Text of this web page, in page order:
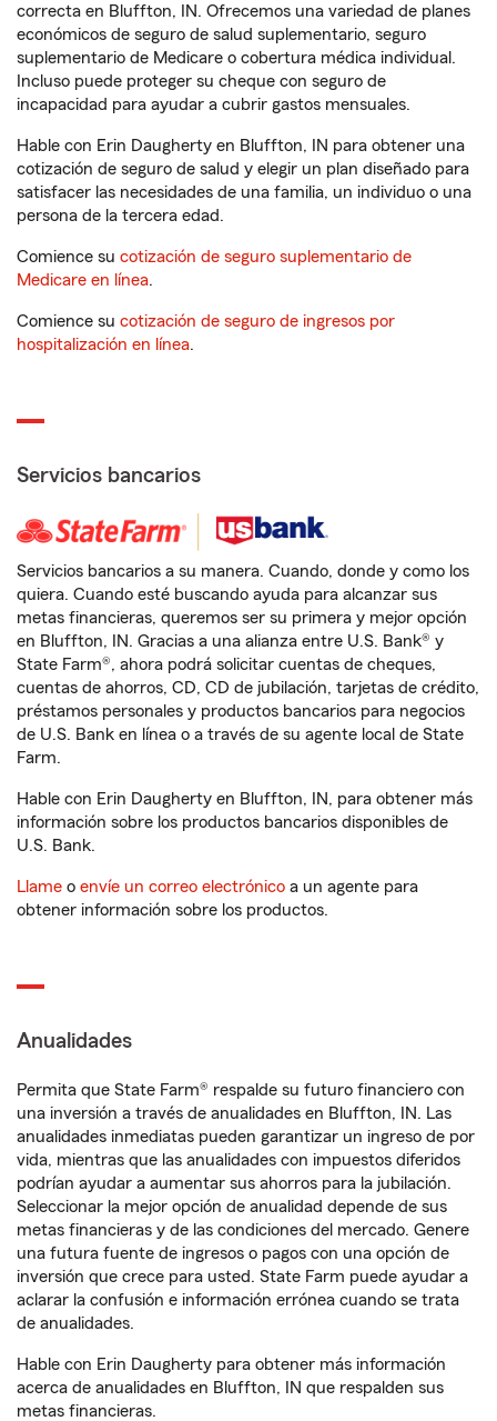
correcta en Bluffton, IN. Ofrecemos una variedad de planes
económicos de seguro de salud suplementario, seguro
suplementario de Medicare o cobertura médica individual.
Incluso puede proteger su cheque con seguro de
incapacidad para ayudar a cubrir gastos mensuales.
Hable con Erin Daugherty en Bluffton, IN para obtener una
cotización de seguro de salud y elegir un plan diseñado para
satisfacer las necesidades de una familia, un individuo o una
persona de la tercera edad.
Comience su cotización de seguro suplementario de
Medicare en línea.
Comience su cotización de seguro de ingresos por
hospitalización en línea.
Servicios bancarios
Servicios bancarios a su manera. Cuando, donde y como los
quiera. Cuando esté buscando ayuda para alcanzar sus
metas financieras, queremos ser su primera y mejor opción
en Bluffton, IN. Gracias a una alianza entre U.S. Bank® y
State Farm®, ahora podrá solicitar cuentas de cheques,
cuentas de ahorros, CD, CD de jubilación, tarjetas de crédito,
préstamos personales y productos bancarios para negocios
de U.S. Bank en línea o a través de su agente local de State
Farm.
Hable con Erin Daugherty en Bluffton, IN, para obtener más
información sobre los productos bancarios disponibles de
U.S. Bank.
Llame o envíe un correo electrónico a un agente para
obtener información sobre los productos.
Anualidades
Permita que State Farm® respalde su futuro financiero con
una inversión a través de anualidades en Bluffton, IN. Las
anualidades inmediatas pueden garantizar un ingreso de por
vida, mientras que las anualidades con impuestos diferidos
podrían ayudar a aumentar sus ahorros para la jubilación.
Seleccionar la mejor opción de anualidad depende de sus
metas financieras y de las condiciones del mercado. Genere
una futura fuente de ingresos o pagos con una opción de
inversión que crece para usted. State Farm puede ayudar a
aclarar la confusión e información errónea cuando se trata
de anualidades.
Hable con Erin Daugherty para obtener más información
acerca de anualidades en Bluffton, IN que respalden sus
metas financieras.